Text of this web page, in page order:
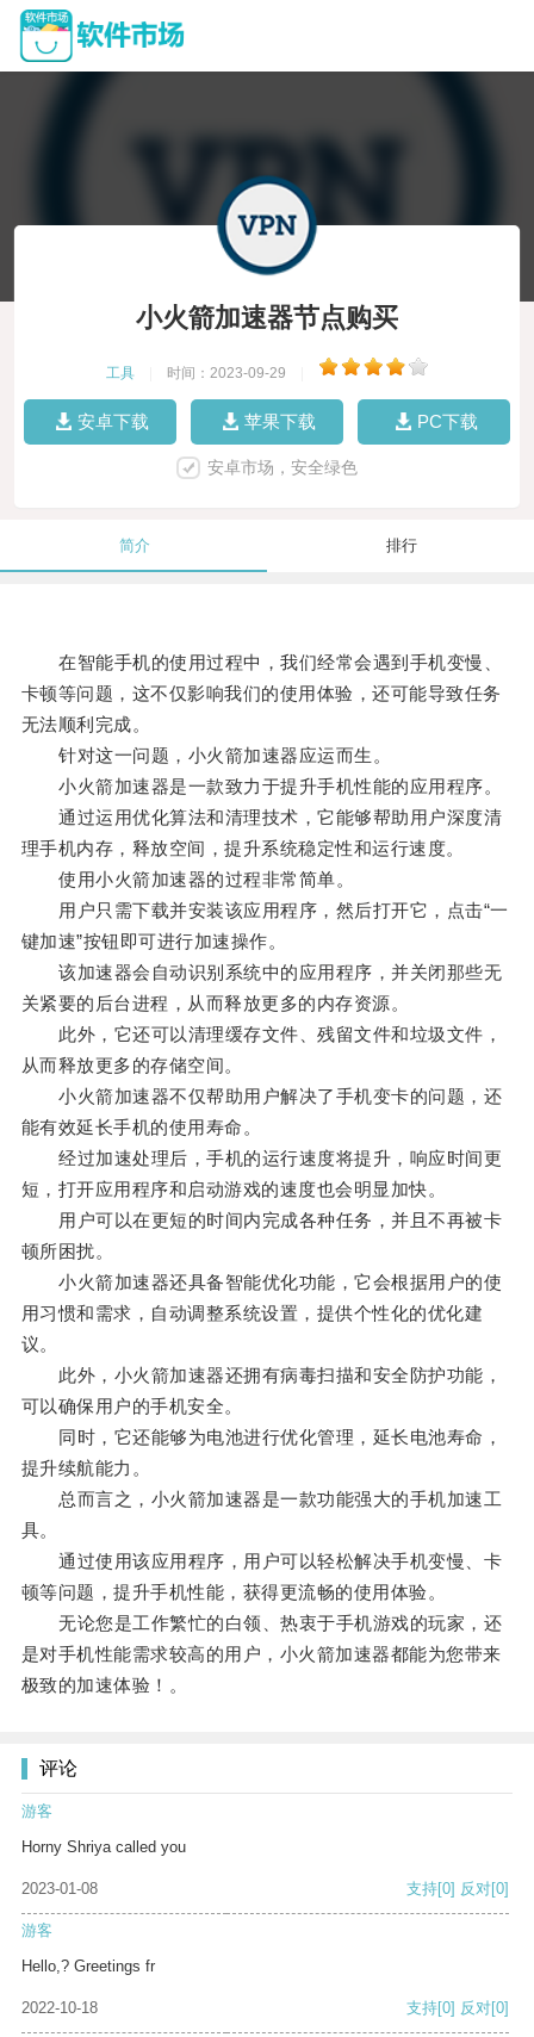
小火箭加速器节点购买
工具 时间：2023-09-29
安卓下载 苹果下载 PC下载
安卓市场，安全绿色
简介 排行
在智能手机的使用过程中，我们经常会遇到手机变慢、
卡顿等问题，这不仅影响我们的使用体验，还可能导致任务
无法顺利完成。
针对这一问题，小火箭加速器应运而生。
小火箭加速器是一款致力于提升手机性能的应用程序。
通过运用优化算法和清理技术，它能够帮助用户深度清
理手机内存，释放空间，提升系统稳定性和运行速度。
使用小火箭加速器的过程非常简单。
用户只需下载并安装该应用程序，然后打开它，点击“一
键加速”按钮即可进行加速操作。
该加速器会自动识别系统中的应用程序，并关闭那些无
关紧要的后台进程，从而释放更多的内存资源。
此外，它还可以清理缓存文件、残留文件和垃圾文件，
从而释放更多的存储空间。
小火箭加速器不仅帮助用户解决了手机变卡的问题，还
能有效延长手机的使用寿命。
经过加速处理后，手机的运行速度将提升，响应时间更
短，打开应用程序和启动游戏的速度也会明显加快。
用户可以在更短的时间内完成各种任务，并且不再被卡
顿所困扰。
小火箭加速器还具备智能优化功能，它会根据用户的使
用习惯和需求，自动调整系统设置，提供个性化的优化建
议。
此外，小火箭加速器还拥有病毒扫描和安全防护功能，
可以确保用户的手机安全。
同时，它还能够为电池进行优化管理，延长电池寿命，
提升续航能力。
总而言之，小火箭加速器是一款功能强大的手机加速工
具。
通过使用该应用程序，用户可以轻松解决手机变慢、卡
顿等问题，提升手机性能，获得更流畅的使用体验。
无论您是工作繁忙的白领、热衷于手机游戏的玩家，还
是对手机性能需求较高的用户，小火箭加速器都能为您带来
极致的加速体验！。
评论
游客
Horny Shriya called you
2023-01-08 支持[0] 反对[0]
游客
Hello,? Greetings fr
2022-10-18 支持[0] 反对[0]